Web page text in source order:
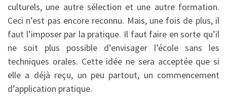
culturels, une autre sélection et une autre formation.
Ceci n’est pas encore reconnu. Mais, une fois de plus, il
faut l’imposer par la pratique. Il faut faire en sorte qu’il
ne soit plus possible d’envisager l’école sans les
techniques orales. Cette idée ne sera acceptée que si
elle a déjà reçu, un peu partout, un commence­ment
d’application pratique.